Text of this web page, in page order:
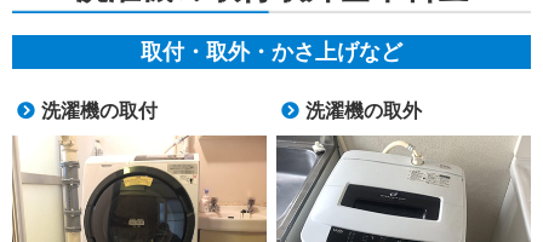
取付・取外・かさ上げなど
洗濯機の取付 洗濯機の取外